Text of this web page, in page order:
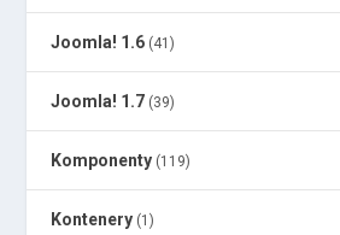
Joomla! 1.6 (41)
Joomla! 1.7 (39)
Komponenty (119)
Kontenery (1)